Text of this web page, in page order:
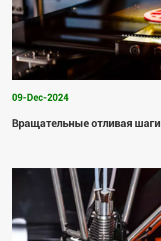
09-Dec-2024
Вращательные отливая шаги